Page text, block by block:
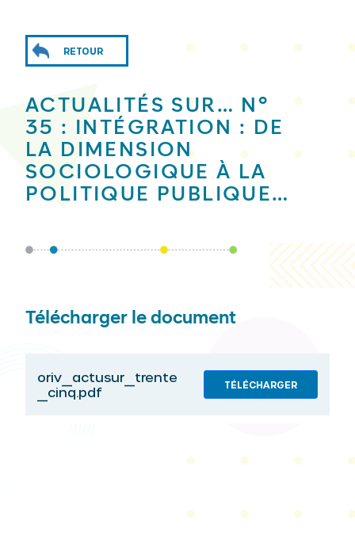
RETOUR
ACTUALITÉS SUR… N°
35 : INTÉGRATION : DE
LA DIMENSION
SOCIOLOGIQUE À LA
POLITIQUE PUBLIQUE…
Télécharger le document
oriv_actusur_trente
_cinq.pdf
TÉLÉCHARGER